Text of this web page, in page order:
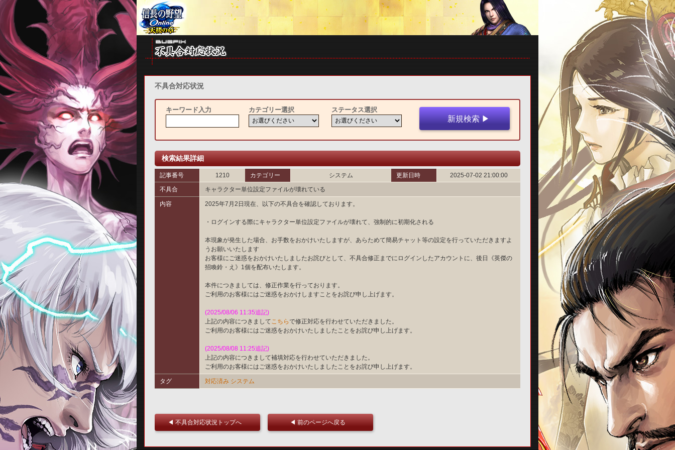
不具合対応状況
キーワード入力 カテゴリー選択 ステータス選択
検索結果詳細
記事番号 1210 カテゴリー システム 更新日時
2025-07-02 21:00:00
不具合
キャラクター単位設定ファイルが壊れている
内容 2025年7月2日現在、以下の不具合を確認しております。
・ログインする際にキャラクター単位設定ファイルが壊れて、強制的に初期化される
本現象が発生した場合、お手数をおかけいたしますが、あらためて簡易チャット等の設定を行っていただきますよ
うお願いいたします
お客様にご迷惑をおかけいたしましたお詫びとして、不具合修正までにログインしたアカウントに、後日《英傑の
招喚鈴・え》1個を配布いたします。
本件につきましては、修正作業を行っております。
ご利用のお客様にはご迷惑をおかけしますことをお詫び申し上げます。
(2025/08/06 11:35追記)
上記の内容につきまして こちらで修正対応を行わせていただきました。
ご利用のお客様にはご迷惑をおかけいたしましたことをお詫び申し上げます。
(2025/08/08 11:25追記)
上記の内容につきまして補填対応を行わせていただきました。
ご利用のお客様にはご迷惑をおかけいたしましたことをお詫び申し上げます。
タグ 対応済み システム
◀ 不具合対応状況トップへ ◀ 前のページへ戻る